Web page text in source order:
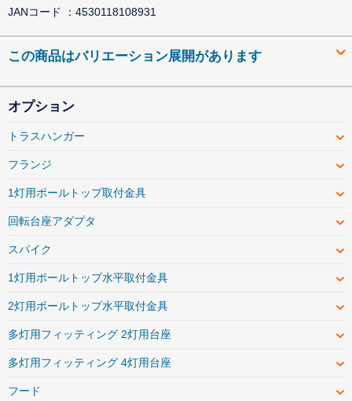
JANコード
4530118108931
この商品はバリエーション展開があります
オプション
トラスハンガー
フランジ
1灯用ポールトップ取付金具
回転台座アダプタ
スパイク
1灯用ポールトップ水平取付金具
2灯用ポールトップ水平取付金具
多灯用フィッティング 2灯用台座
多灯用フィッティング 4灯用台座
フード